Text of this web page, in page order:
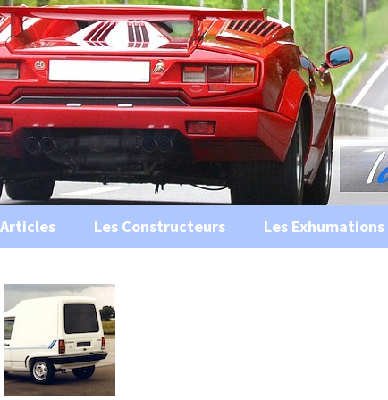
Ancienne
historiques …
évènements
musées
Les Constructeurs Les Exhumations